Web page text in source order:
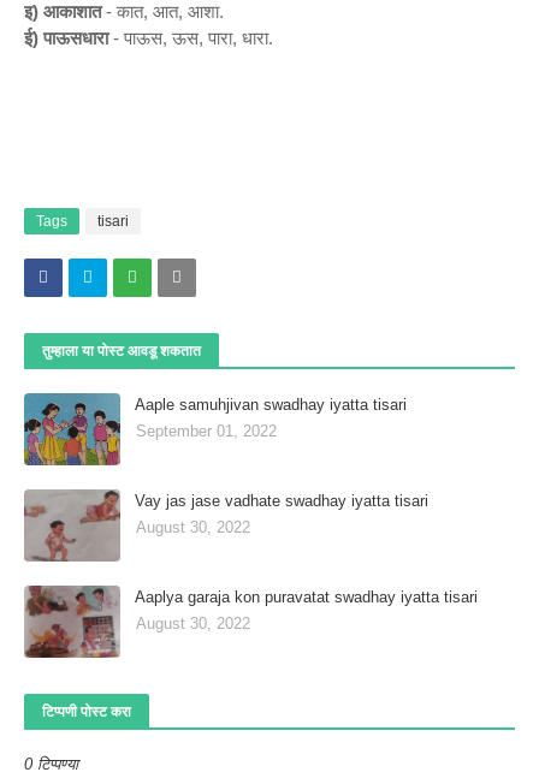
इ) आकाशात- कात, आत, आशा.
ई) पाऊसधारा- पाऊस, ऊस, पारा, धारा.
Tags tisari
तुम्‍हाला या पोस्‍ट आवडू शकतात
Aaple samuhjivan swadhay iyatta tisari
September 01, 2022
Vay jas jase vadhate swadhay iyatta tisari
August 30, 2022
Aaplya garaja kon puravatat swadhay iyatta tisari
August 30, 2022
टिप्पणी पोस्ट करा
0 टिप्पण्या